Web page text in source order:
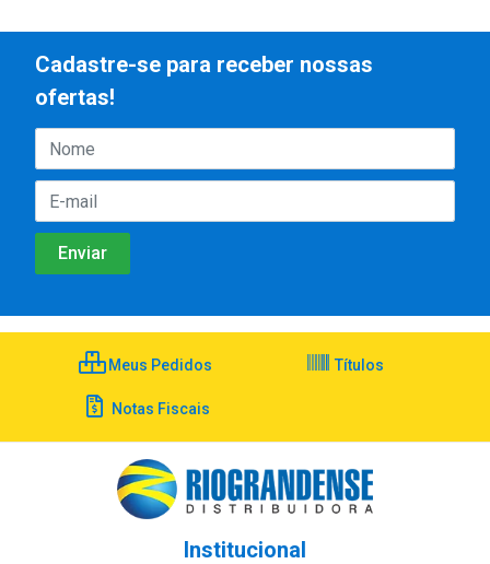
Cadastre-se para receber nossas
ofertas!
Meus Pedidos Títulos
Notas Fiscais
Institucional